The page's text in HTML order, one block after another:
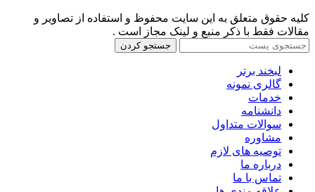
کلیه حقوق متعلق به این سایت محفوظ و استفاده از تصاویر و
مقالات فقط با ذکر منبع و لینک مجاز است .
جستجو کردن
لبخند برتر
گالری نمونه
خدمات
دانشنامه
سوالات متداول
مشاوره
توصیه های لازم
درباره ما
تماس با ما